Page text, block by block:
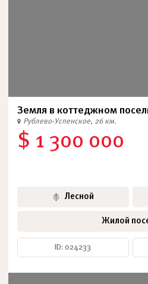
Земля в коттеджном
Рублево-Успенское, 26 км.
$ 1 300 000
Лесной
Жилой
ID: 024233